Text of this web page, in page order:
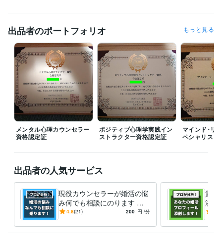
得意分野
人間関係 相談
婚活 恋愛 悩み 人間関係 話相手 愚痴聞き
出品者のポートフォリオ もっと見る
メンタル心理カウンセラー
資格認定証
ポジティブ心理学実践イン
ストラクター資格認定証
マインド･リ
ペシャリスト
出品者の人気サービス
現役カウンセラーが婚活の悩
み何でも相談にのります パ
ーティー･お見合い･LINE･デ
4.8(21) 200 円 /分
貴方
溢れ
活の
会お